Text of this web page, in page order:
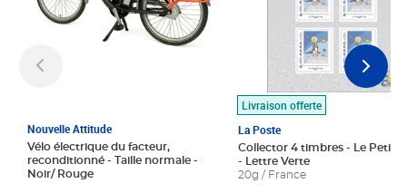
Nouvelle Attitude
Vélo électrique du facteur,
reconditionné - Taille normale -
Noir/ Rouge
Livraison offerte
La Poste
Collector 4 timbres - Le Petit
- Lettre Verte
20g / France